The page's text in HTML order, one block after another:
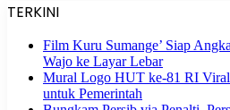
TERKINI
Film Kuru Sumange’ Siap
Wajo ke Layar Lebar
Mural Logo HUT ke-81 RI
untuk Pemerintah